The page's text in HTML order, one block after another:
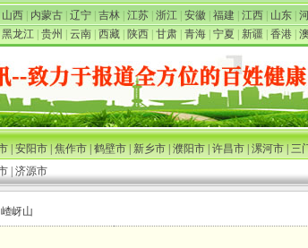
山西 内蒙古 辽宁 吉林 江苏 浙江 安徽 福建 江西 山东
黑龙江 贵州 云南 西藏 陕西 甘肃 青海 宁夏 新疆 香港
|安阳市|焦作市|鹤壁市|新乡市|濮阳市|许昌市|漯河市|三
济源市
岈山